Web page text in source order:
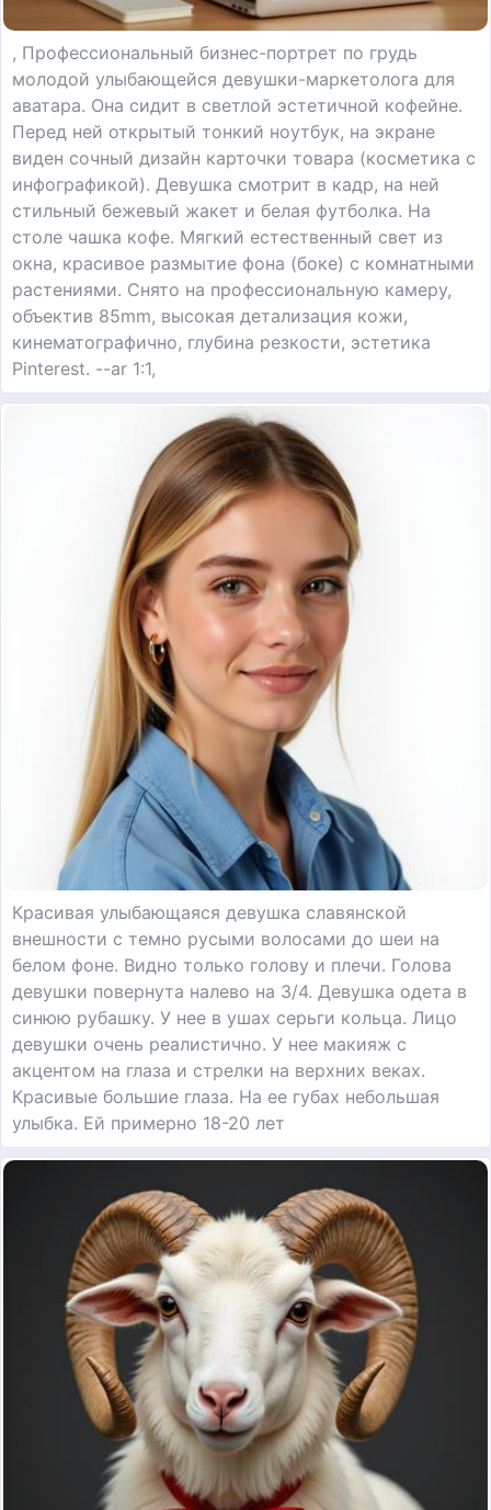
, Профессиональный бизнес-портрет по грудь
молодой улыбающейся девушки-маркетолога для
аватара. Она сидит в светлой эстетичной кофейне.
Перед ней открытый тонкий ноутбук, на экране
виден сочный дизайн карточки товара (косметика с
инфографикой). Девушка смотрит в кадр, на ней
стильный бежевый жакет и белая футболка. На
столе чашка кофе. Мягкий естественный свет из
окна, красивое размытие фона (боке) с комнатными
растениями. Снято на профессиональную камеру,
объектив 85mm, высокая детализация кожи,
кинематографично, глубина резкости, эстетика
Pinterest. --ar 1:1,
Красивая улыбающаяся девушка славянской
внешности с темно русыми волосами до шеи на
белом фоне. Видно только голову и плечи. Голова
девушки повернута налево на 3/4. Девушка одета в
синюю рубашку. У нее в ушах серьги кольца. Лицо
девушки очень реалистично. У нее макияж с
акцентом на глаза и стрелки на верхних веках.
Красивые большие глаза. На ее губах небольшая
улыбка. Ей примерно 18-20 лет